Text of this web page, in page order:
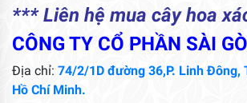
*** Liên hệ mua cây hoa
CÔNG TY CỔ PHẦN SÀI
Địa chỉ: 74/2/1D đường 36,P. Linh Đông,
Hồ Chí Minh.